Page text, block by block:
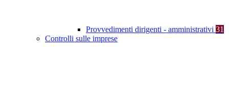
Provvedimenti dirigenti - amministrativi 31
Controlli sulle imprese